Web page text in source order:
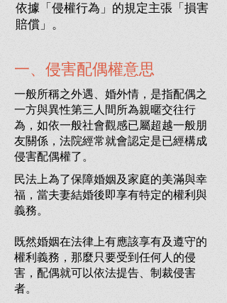
依據「侵權行為」的規定主張「損害
賠償」。
一、侵害配偶權意思
一般所稱之外遇、婚外情，是指配偶之
一方與異性第三人間所為親暱交往行
為，如依一般社會觀感已屬超越一般朋
友關係，法院經常就會認定是已經構成
侵害配偶權了。
民法上為了保障婚姻及家庭的美滿與幸
福，當夫妻結婚後即享有特定的權利與
義務。
既然婚姻在法律上有應該享有及遵守的
權利義務，那麼只要受到任何人的侵
害，配偶就可以依法提告、制裁侵害
者。